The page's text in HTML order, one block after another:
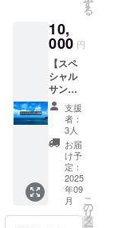
10,000
円いず
れの金
額もリ
ターン
内容は
同じと
なりま
す。
と 沖縄
暦カレ
ンダー
との
セット
です 縁
結び
シー
サーは
手作り
の為正
解に一
つしか
ないデ
ザイン
となり
す
る
10,
000 円
【スペ
シャル
サンク
ス記載
権】 ご
注意：
こちら
は支援
金のみ
となり
ます カ
レン
ダーを
支援
者：
3人
お届
け予
定：
2025
年09
月
こ
の
リ
タ